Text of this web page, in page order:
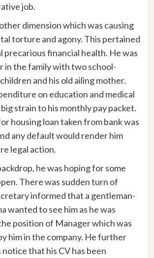
job.
dimension which was causing
torture and agony. This pertained
precarious financial health. He was
in the family with two school-
and his old ailing mother.
on education and medical
strain to his monthly pay packet.
housing loan taken from bank was
any default would render him
legal action.
he was hoping for some
There was sudden turn of
informed that a gentleman-
wanted to see him as he was
position of Manager which was
him in the company. He further
that his CV has been